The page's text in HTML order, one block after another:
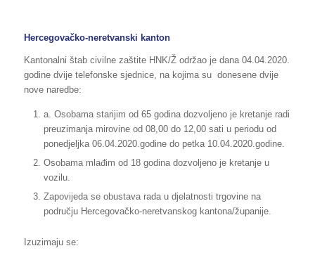
Hercegovačko-neretvanski kanton
Kantonalni štab civilne zaštite HNK/Ž održao je dana 04.04.2020.
godine dvije telefonske sjednice, na kojima su donesene dvije
nove naredbe:
a. Osobama starijim od 65 godina dozvoljeno je kretanje radi
preuzimanja mirovine od 08,00 do 12,00 sati u periodu od
ponedjeljka 06.04.2020.godine do petka 10.04.2020.godine.
Osobama mlađim od 18 godina dozvoljeno je kretanje u
vozilu.
Zapovijeda se obustava rada u djelatnosti trgovine na
području Hercegovačko-neretvanskog kantona/županije.
Izuzimaju se: